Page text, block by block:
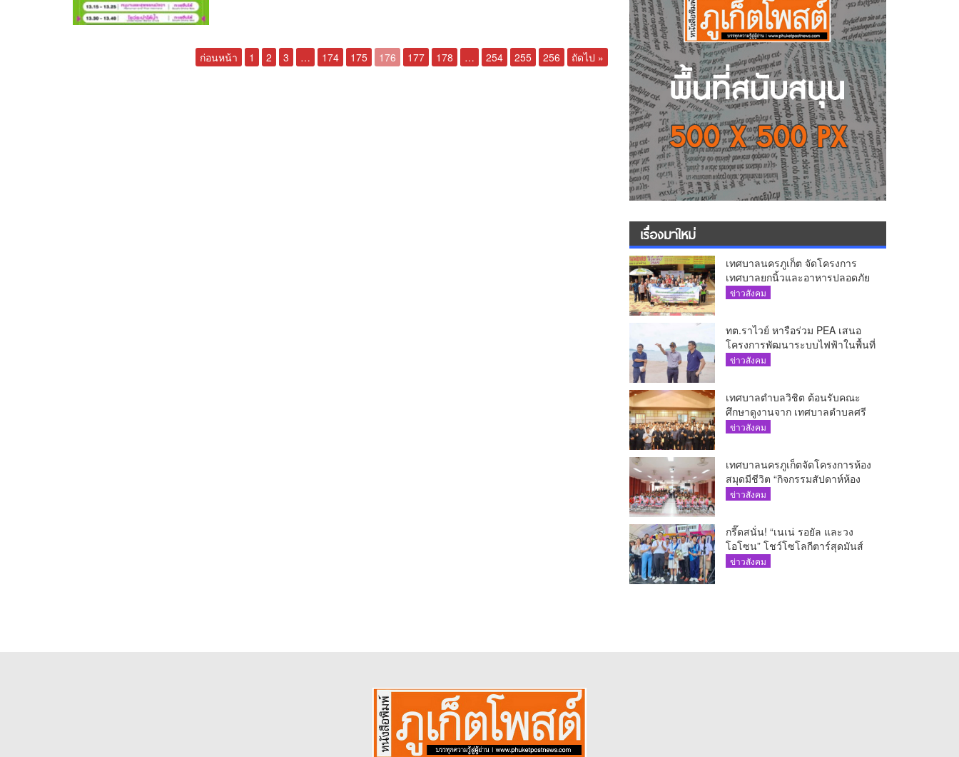
ก่อนหน้า 1 2 3 … 174 175 176 177 178 … 254 255 256 ถัดไป »
เรื่องมาใหม่
เทศบาลนครภูเก็ต จัดโครงการ
เทศบาลยกนิ้วและอาหารปลอดภัย
เพื่อสุขอนามัยผู้บริโภค
ข่าวสังคม
ทต.ราไวย์ หารือร่วม PEA เสนอ
โครงการพัฒนาระบบไฟฟ้าในพื้นที่
เกาะโหลน
ข่าวสังคม
เทศบาลตำบลวิชิต ต้อนรับคณะ
ศึกษาดูงานจาก เทศบาลตำบลศรี
สุนทร
ข่าวสังคม
เทศบาลนครภูเก็ตจัดโครงการห้อง
สมุดมีชีวิต “กิจกรรมสัปดาห์ห้อง
สมุด”
ข่าวสังคม
กรี๊ดสนั่น! “เนเน่ รอยัล และวง
โอโซน” โชว์โซโลกีตาร์สุดมันส์
นักเรียนสตรีภูเก็ตนั่งไม่ติด ทั้งเต้น-
ข่าวสังคม